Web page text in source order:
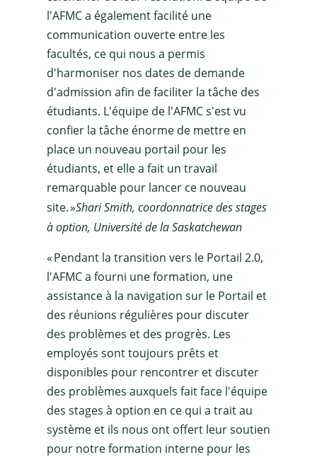
l'AFMC a également facilité une
communication ouverte entre les
facultés, ce qui nous a permis
d'harmoniser nos dates de demande
d'admission afin de faciliter la tâche des
étudiants. L'équipe de l'AFMC s'est vu
confier la tâche énorme de mettre en
place un nouveau portail pour les
étudiants, et elle a fait un travail
remarquable pour lancer ce nouveau
site. »Shari Smith, coordonnatrice des stages
à option, Université de la Saskatchewan
« Pendant la transition vers le Portail 2.0,
l'AFMC a fourni une formation, une
assistance à la navigation sur le Portail et
des réunions régulières pour discuter
des problèmes et des progrès. Les
employés sont toujours prêts et
disponibles pour rencontrer et discuter
des problèmes auxquels fait face l'équipe
des stages à option en ce qui a trait au
système et ils nous ont offert leur soutien
pour notre formation interne pour les